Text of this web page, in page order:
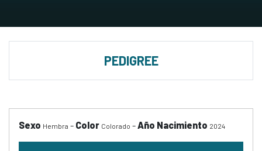
PEDIGREE
Sexo Hembra - Color Colorado -Año Nacimiento 2024